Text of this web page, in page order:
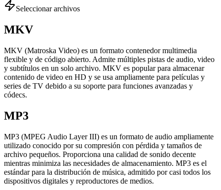
Seleccionar archivos
MKV
MKV (Matroska Video) es un formato contenedor multimedia
flexible y de código abierto. Admite múltiples pistas de audio, video
y subtítulos en un solo archivo. MKV es popular para almacenar
contenido de video en HD y se usa ampliamente para películas y
series de TV debido a su soporte para funciones avanzadas y
códecs.
MP3
MP3 (MPEG Audio Layer III) es un formato de audio ampliamente
utilizado conocido por su compresión con pérdida y tamaños de
archivo pequeños. Proporciona una calidad de sonido decente
mientras minimiza las necesidades de almacenamiento. MP3 es el
estándar para la distribución de música, admitido por casi todos los
dispositivos digitales y reproductores de medios.